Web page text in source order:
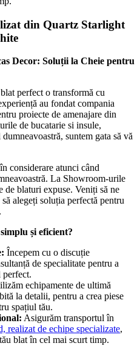
din Quartz Starlight
Decor: Soluții la Cheie pentru
perfect o transformă cu
au fondat compania
proiecte de amenajare din
de bucatarie si insule,
suntem gata să vă
considerare atunci când
La Showroom-urile
de blaturi expuse. Veniți să ne
alegeți soluția perfectă pentru
și eficient?
Începem cu o discuție
de specialitate pentru a
perfect.
echipamente de ultimă
la detalii, pentru a crea piese
spațiul tău.
Asigurăm transportul în
realizat de echipe specializate,
blat în cel mai scurt timp.